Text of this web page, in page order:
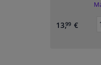
13,99 €